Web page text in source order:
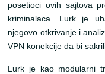
posetioci ovih sajtova
kriminalaca. Lurk je
njegovo otkrivanje i
VPN konekcije da bi
Lurk je kao modularni